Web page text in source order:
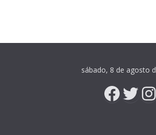
sábado, 8 de agosto